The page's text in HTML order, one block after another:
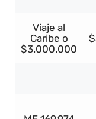
Viaje al
Caribe o
$3.000.000